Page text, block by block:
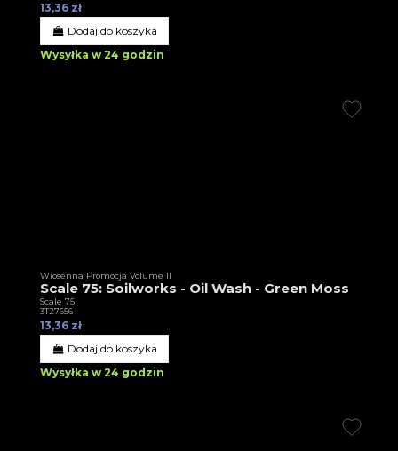
13,36 zł
Dodaj do koszyka
Wysyłka w 24 godzin
Wiosenna Promocja Volume II
Scale 75: Soilworks - Oil Wash - Green Moss
Scale 75
3T27656
13,36 zł
Dodaj do koszyka
Wysyłka w 24 godzin